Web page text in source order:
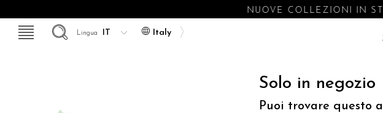
NUOVE COLLEZIONI IN
Italy
Lingua
Solo in negozio
Puoi trovare questo